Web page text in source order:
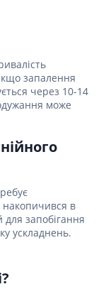
запалення
через 10-14
може
накопичився в
запобігання
ускладнень.